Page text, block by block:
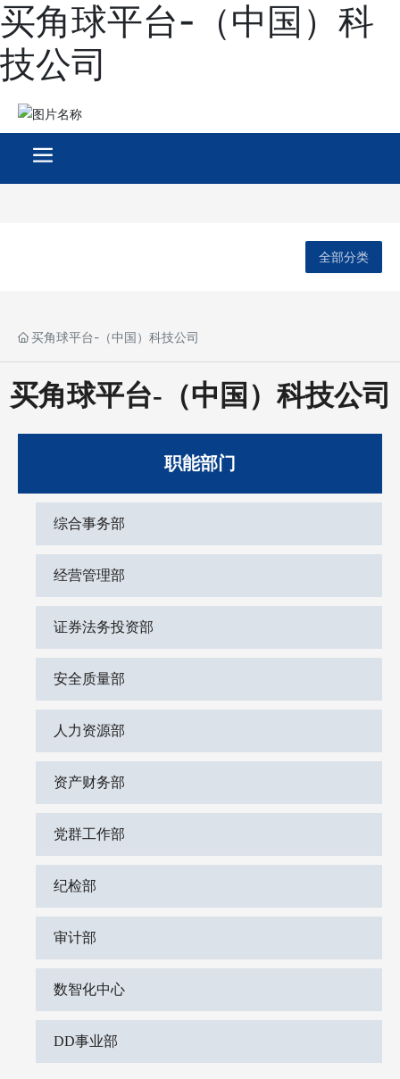
买角球平台-（中国）科
技公司
全部分类
买角球平台-（中国）科技公司
买角球平台-（中国）科技公司
职能部门
综合事务部
经营管理部
证券法务投资部
安全质量部
人力资源部
资产财务部
党群工作部
纪检部
审计部
数智化中心
DD事业部